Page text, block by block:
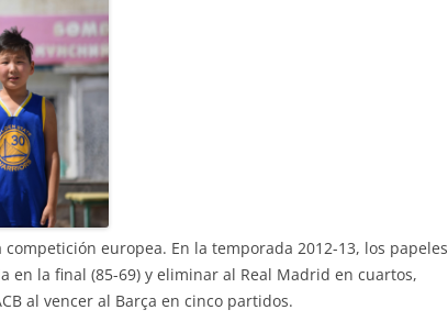
europea. En la temporada 2012-13, los papeles
en la final (85-69) y eliminar al Real Madrid en cuartos,
al vencer al Barça en cinco partidos.